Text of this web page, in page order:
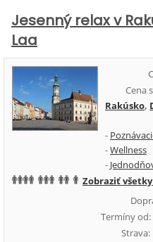
Jesenný relax v
Laa
Cena
Rakúsko,
-
-Wellness
-
Zobraziť
Termíny od: